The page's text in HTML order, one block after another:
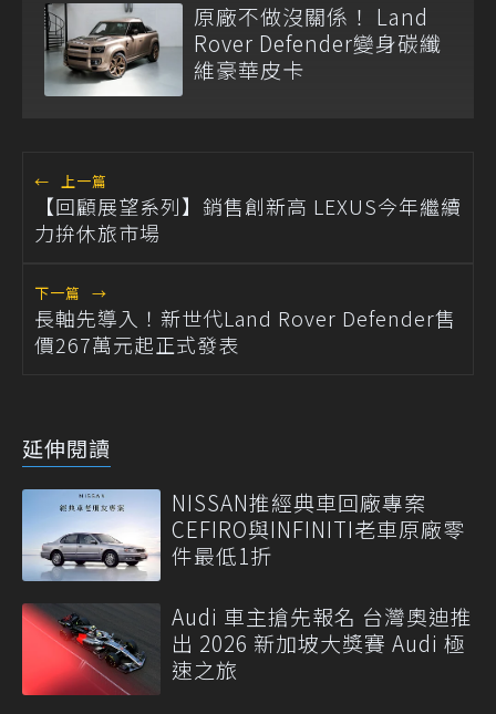
原廠不做沒關係！ Land
Rover Defender變身碳纖
維豪華皮卡
← 上一篇
【回顧展望系列】銷售創新高 LEXUS今年繼續
力拚休旅市場
下一篇 →
長軸先導入！新世代Land Rover Defender售
價267萬元起正式發表
延伸閱讀
NISSAN推經典車回廠專案
CEFIRO與INFINITI老車原廠零
件最低1折
Audi 車主搶先報名 台灣奧迪推
出 2026 新加坡大獎賽 Audi 極
速之旅